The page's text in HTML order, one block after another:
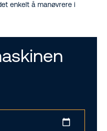
enkelt å manøvrere i